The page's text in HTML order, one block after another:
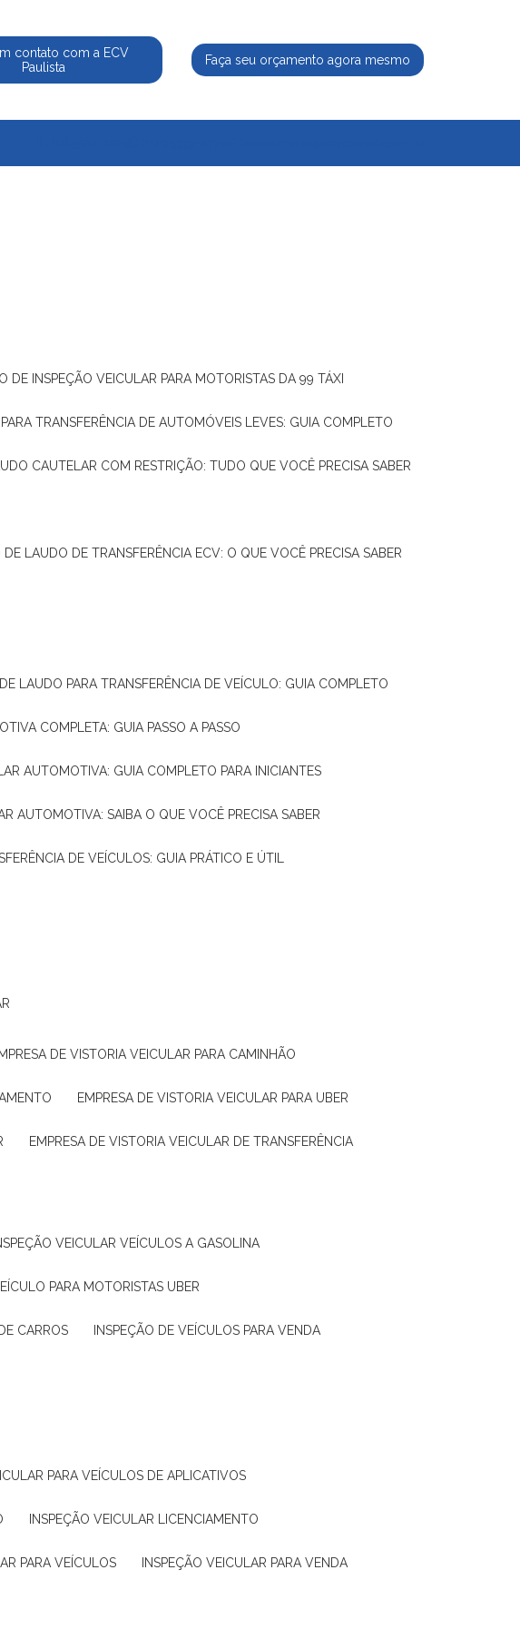
contato com a ECV
Paulista
Faça seu orçamento agora mesmo
DE INSPEÇÃO VEICULAR PARA MOTORISTAS DA 99 TÁXI
PARA TRANSFERÊNCIA DE AUTOMÓVEIS LEVES: GUIA COMPLETO
CAUTELAR COM RESTRIÇÃO: TUDO QUE VOCÊ PRECISA SABER
DE LAUDO DE TRANSFERÊNCIA ECV: O QUE VOCÊ PRECISA SABER
DE LAUDO PARA TRANSFERÊNCIA DE VEÍCULO: GUIA COMPLETO
COMPLETA: GUIA PASSO A PASSO
AUTOMOTIVA: GUIA COMPLETO PARA INICIANTES
AUTOMOTIVA: SAIBA O QUE VOCÊ PRECISA SABER
DE VEÍCULOS: GUIA PRÁTICO E ÚTIL
DE VISTORIA VEICULAR PARA CAMINHÃO
EMPRESA DE VISTORIA VEICULAR PARA UBER
EMPRESA DE VISTORIA VEICULAR DE TRANSFERÊNCIA
VEICULAR VEÍCULOS A GASOLINA
PARA MOTORISTAS UBER
CARROS INSPEÇÃO DE VEÍCULOS PARA VENDA
PARA VEÍCULOS DE APLICATIVOS
INSPEÇÃO VEICULAR LICENCIAMENTO
PARA VEÍCULOS INSPEÇÃO VEICULAR PARA VENDA